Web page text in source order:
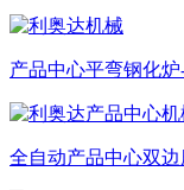
产品中心平弯钢化
全自动产品中心双